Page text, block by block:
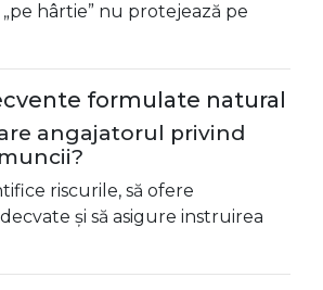
hârtie” nu protejează pe
formulate natural
angajatorul privind
riscurile, să ofere
și să asigure instruirea